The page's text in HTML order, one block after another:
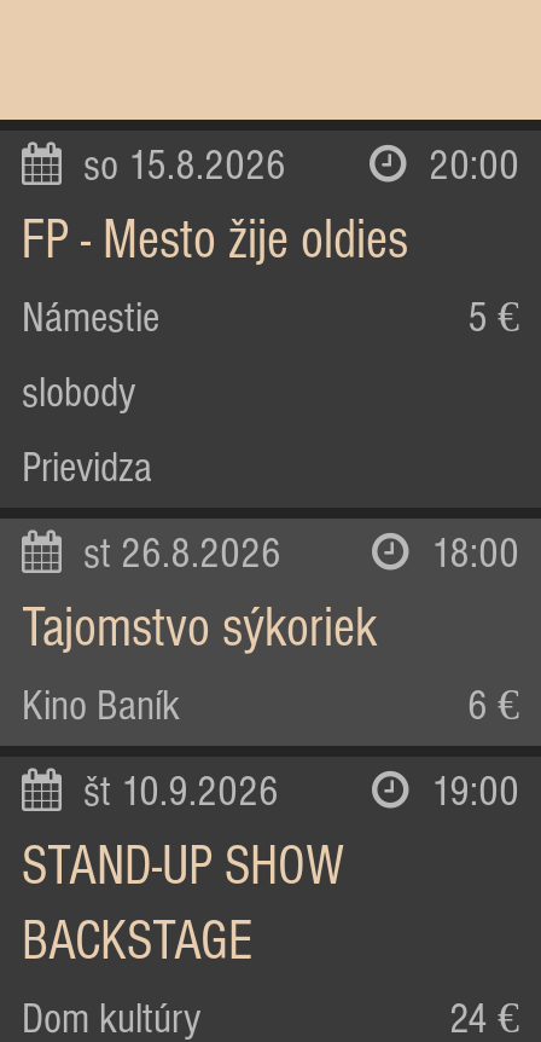
so 15.8.2026 20:00
FP - Mesto žije oldies
Námestie
slobody
Prievidza
5 €
st 26.8.2026 18:00
Tajomstvo sýkoriek
Kino Baník 6 €
št 10.9.2026 19:00
STAND-UP SHOW
BACKSTAGE
Dom kultúry 24 €